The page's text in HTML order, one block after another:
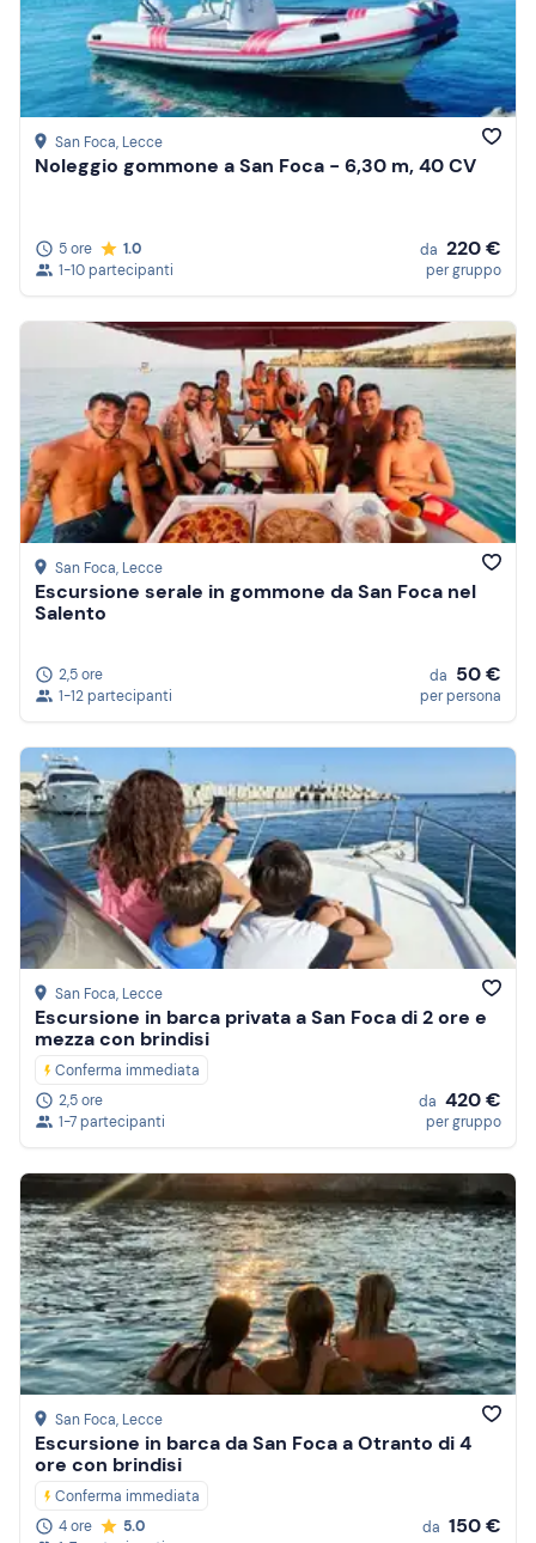
San Foca, Lecce
Noleggio gommone a San Foca - 6,30 m, 40 CV
5 ore
1.0
1-10 partecipanti
da 220 €
per gruppo
San Foca, Lecce
Escursione serale in gommone da San Foca nel
Salento
2,5 ore
1-12 partecipanti
da 50 €
per persona
San Foca, Lecce
Escursione in barca privata a San Foca di 2 ore e
mezza con brindisi
Conferma immediata
2,5 ore
1-7 partecipanti
da 420 €
per gruppo
San Foca, Lecce
Escursione in barca da San Foca a Otranto di 4
ore con brindisi
Conferma immediata
4 ore
5.0
da 150 €